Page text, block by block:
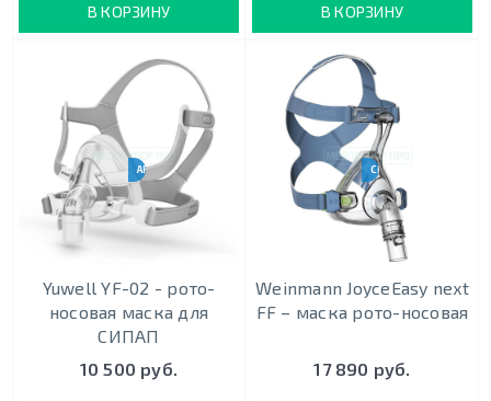
В КОРЗИНУ В КОРЗИНУ
АНАЛОГ RESMED F20
Yuwell YF-02 - рото-
носовая маска для
СИПАП
10 500 руб.
CPAP-BPAP-НВЛ
Weinmann JoyceEasy next
FF – маска рото-носовая
17 890 руб.